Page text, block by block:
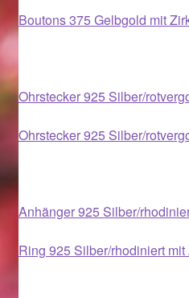
Halloween Schmuck online
Halloween Schmuck online
Halloween Schmuck online
Im Gedenken an
Impressum
Boutons 375 Gelbgold mit
Ohrstecker 925 Silber/
Ohrstecker 925 Silber/
Anhänger 925 Silber/
Ring 925 Silber/rhodiniert